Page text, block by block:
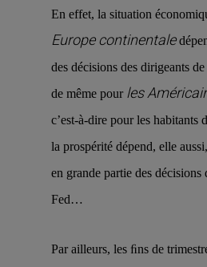
En effet, la situation
Europe continentale
des décisions des dirigeants
de même pour les
c’est-à-dire pour les habitants
la prospérité dépend, elle aussi,
en grande partie des décisions
Fed…
Par ailleurs, les ﬁns de